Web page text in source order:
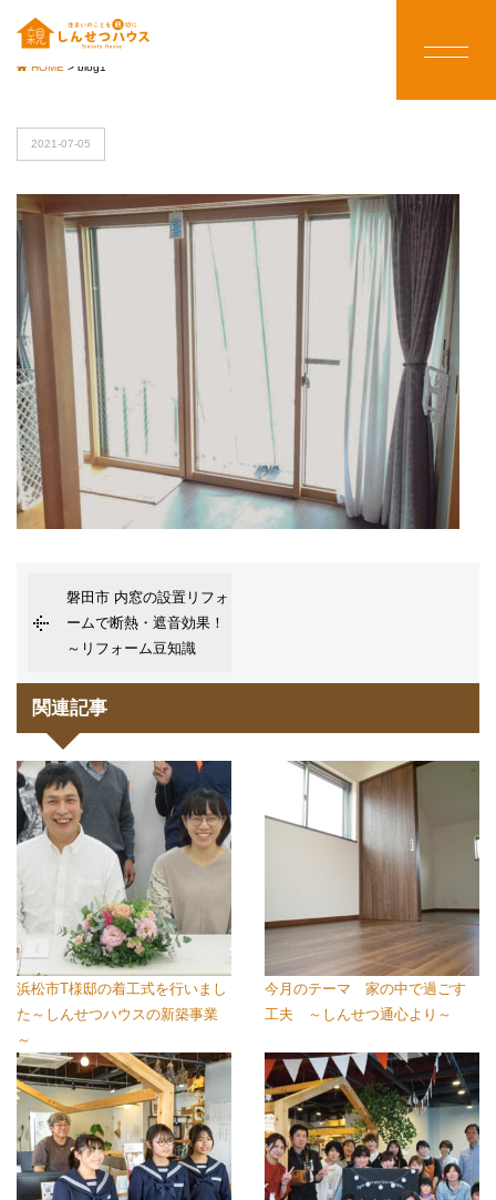
HOME > blog1
2021-07-05
磐田市 内窓の設置リフォ
ームで断熱・遮音効果！
～リフォーム豆知識
関連記事
浜松市T様邸の着工式を行いまし
た～しんせつハウスの新築事業
～
今月のテーマ 家の中で過ごす
工夫 ～しんせつ通心より～